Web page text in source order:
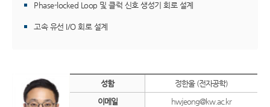
Phase-locked Loop 및 클럭 신호 생성기 회로 설계
고속 유선 I/O 회로 설계
성함
정한울 (전자공학)
이메일
hwjeong@kw.ac.kr